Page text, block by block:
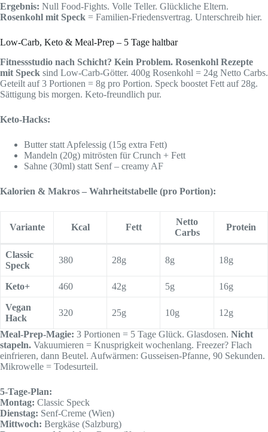
Ergebnis: Null Food-Fights. Volle Teller. Glückliche Eltern.
Rosenkohl mit Speck = Familien-Friedensvertrag. Unterschreib hier.
Low-Carb, Keto & Meal-Prep – 5 Tage haltbar
Fitnessstudio nach Schicht? Kein Problem. Rosenkohl Rezepte
mit Speck sind Low-Carb-Götter. 400g Rosenkohl = 24g Netto Carbs.
Geteilt auf 3 Portionen = 8g pro Portion. Speck boostet Fett auf 28g.
Sättigung bis morgen. Keto-freundlich pur.
Keto-Hacks:
Butter statt Apfelessig (15g extra Fett)
Mandeln (20g) mitrösten für Crunch + Fett
Sahne (30ml) statt Senf – creamy AF
Kalorien & Makros – Wahrheitstabelle (pro Portion):
Variante Kcal Fett
Netto
Carbs
Protein
Classic
Speck
380 28g 8g 18g
Keto+ 460 42g 5g 16g
Vegan
Hack
320 25g 10g 12g
Meal-Prep-Magie: 3 Portionen = 5 Tage Glück. Glasdosen. Nicht
stapeln. Vakuumieren = Knusprigkeit wochenlang. Freezer? Flach
einfrieren, dann Beutel. Aufwärmen: Gusseisen-Pfanne, 90 Sekunden.
Mikrowelle = Todesurteil.
5-Tage-Plan:
Montag: Classic Speck
Dienstag: Senf-Creme (Wien)
Mittwoch: Bergkäse (Salzburg)